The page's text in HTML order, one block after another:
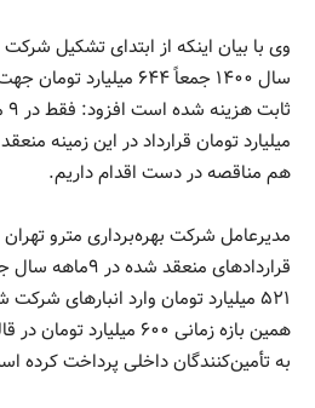
وی با بیان اینکه از ابتدای تشکیل شرکت
سال ۱۴۰۰ جمعاً ۶۴۴
هم مناقصه در دست اقدام داریم.
مدیرعامل شرکت بهره‌برداری مترو
۵۲۱ میلیارد تومان وارد انبارهای
همین بازه زمانی ۶۰۰
به تأمین‌کنندگان داخلی پرداخت کرده